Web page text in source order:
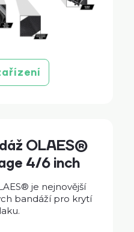
OLAES®
4/6 inch
je nejnovější
bandáží pro krytí